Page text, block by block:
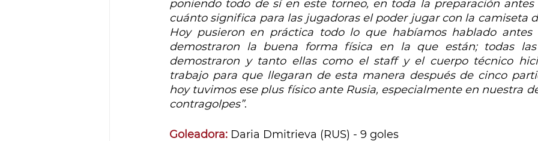
poniendo todo de sí en este torneo, en toda la preparación antes
cuánto significa para las jugadoras el poder jugar con la camiseta
Hoy pusieron en práctica todo lo que habíamos hablado
demostraron la buena forma física en la que están; todas
demostraron y tanto ellas como el staff y el cuerpo técnico
trabajo para que llegaran de esta manera después de cinco
hoy tuvimos ese plus físico ante Rusia, especialmente en nuestra
contragolpes”.
Goleadora: Daria Dmitrieva (RUS) - 9 goles